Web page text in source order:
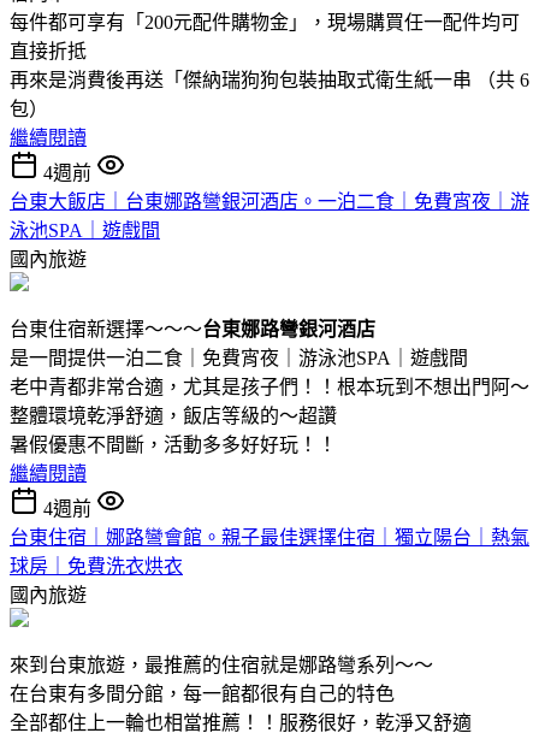
每件都可享有「200元配件購物金」，現場購買任一配件均可
直接折抵
再來是消費後再送「傑納瑞狗狗包裝抽取式衛生紙一串 （共 6
包）
繼續閱讀
4週前
台東大飯店｜台東娜路彎銀河酒店。一泊二食｜免費宵夜｜游
泳池SPA｜遊戲間
國內旅遊
台東住宿新選擇～～～台東娜路彎銀河酒店
是一間提供一泊二食｜免費宵夜｜游泳池SPA｜遊戲間
老中青都非常合適，尤其是孩子們！！根本玩到不想出門阿～
整體環境乾淨舒適，飯店等級的～超讚
暑假優惠不間斷，活動多多好好玩！！
繼續閱讀
4週前
台東住宿｜娜路彎會館。親子最佳選擇住宿｜獨立陽台｜熱氣
球房｜免費洗衣烘衣
國內旅遊
來到台東旅遊，最推薦的住宿就是娜路彎系列～～
在台東有多間分館，每一館都很有自己的特色
全部都住上一輪也相當推薦！！服務很好，乾淨又舒適